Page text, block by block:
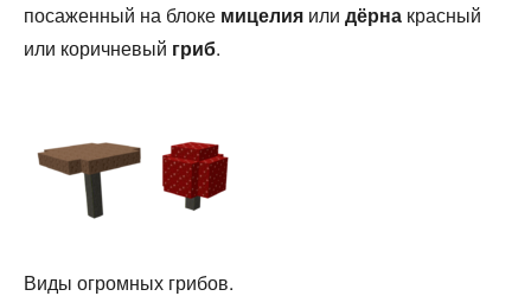
посаженный на блоке мицелия или дёрна красный
или коричневый гриб.
Виды огромных грибов.